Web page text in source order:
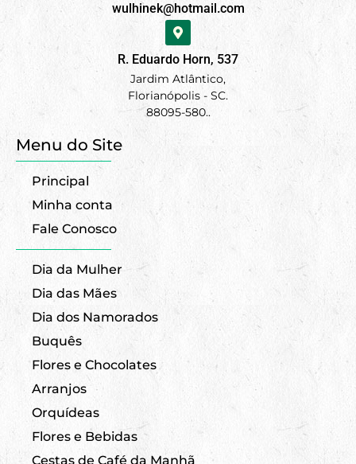
wulhinek@hotmail.com
R. Eduardo Horn, 537
Jardim Atlântico,
Florianópolis - SC.
88095-580..
Menu do Site
Principal
Minha conta
Fale Conosco
Dia da Mulher
Dia das Mães
Dia dos Namorados
Buquês
Flores e Chocolates
Arranjos
Orquídeas
Flores e Bebidas
Cestas de Café da Manhã